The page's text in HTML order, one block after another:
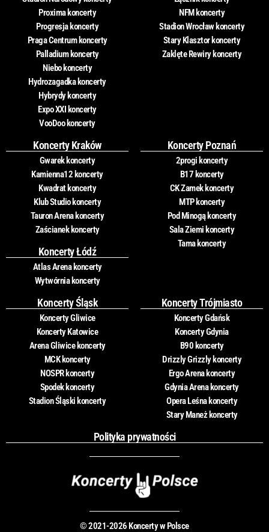
Proxima koncerty
Progresja koncerty
Praga Centrum koncerty
Palladium koncerty
Niebo koncerty
Hydrozagadka koncerty
Hybrydy koncerty
Expo XXI koncerty
VooDoo koncerty
NFM koncerty
Stadion Wrocław koncerty
Stary Klasztor koncerty
Zaklęte Rewiry koncerty
Koncerty Kraków
Gwarek koncerty
Kamienna12 koncerty
Kwadrat koncerty
Klub Studio koncerty
Tauron Arena koncerty
Zaścianek koncerty
Koncerty Łódź
Atlas Arena koncerty
Wytwórnia koncerty
Koncerty Poznań
2progi koncerty
B17 koncerty
CK Zamek koncerty
MTP koncerty
Pod Minogą koncerty
Sala Ziemi koncerty
Tama koncerty
Koncerty Śląsk
Koncerty Gliwice
Koncerty Katowice
Arena Gliwice koncerty
MCK koncerty
NOSPR koncerty
Spodek koncerty
Stadion Śląski koncerty
Koncerty Trójmiasto
Koncerty Gdańsk
Koncerty Gdynia
B90 koncerty
Drizzly Grizzly koncerty
Ergo Arena koncerty
Gdynia Arena koncerty
Opera Leśna koncerty
Stary Maneż koncerty
Polityka prywatności
© 2021-2026 Koncerty w Polsce